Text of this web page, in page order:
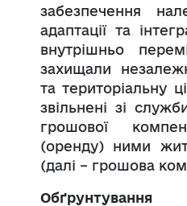
забезпечення
адаптації та
внутрішньо
захищали
та територіальну
звільнені зі
грошової
(оренду) ними
(далі – грошова